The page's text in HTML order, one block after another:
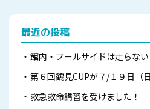
最近の投稿
館内・プールサイドは走らない
第６回鶴見CUPが７/１９日（
救急救命講習を受けました！